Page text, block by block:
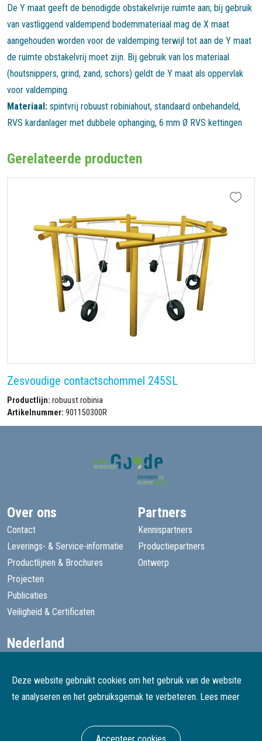
De Y maat geeft de benodigde obstakelvrije ruimte aan; bij gebruik
van vastliggend valdempend bodemmateriaal mag de X maat
aangehouden worden voor de valdemping terwijl tot aan de Y maat
de ruimte obstakelvrij moet zijn. Bij gebruik van los materiaal
(houtsnippers, grind, zand, schors) geldt de Y maat als oppervlak
voor valdemping.
Materiaal: spintvrij robuust robiniahout, standaard onbehandeld,
RVS kardanlager met dubbele ophanging, 6 mm Ø RVS kettingen
Gerelateerde producten
Zesvoudige contactschommel 245SL
Productlijn: robuust robinia
Artikelnummer: 901150300R
Deze website gebruikt cookies om het gebruik van de website
te analyseren en het gebruiksgemak te verbeteren. Lees meer
Over ons
Contact
Leverings- & Service-informatie
Productlijnen & Brochures
Projecten
Publicaties
Veiligheid & Certificaten
Partners
Kennispartners
Productiepartners
Ontwerp
Nederland
België